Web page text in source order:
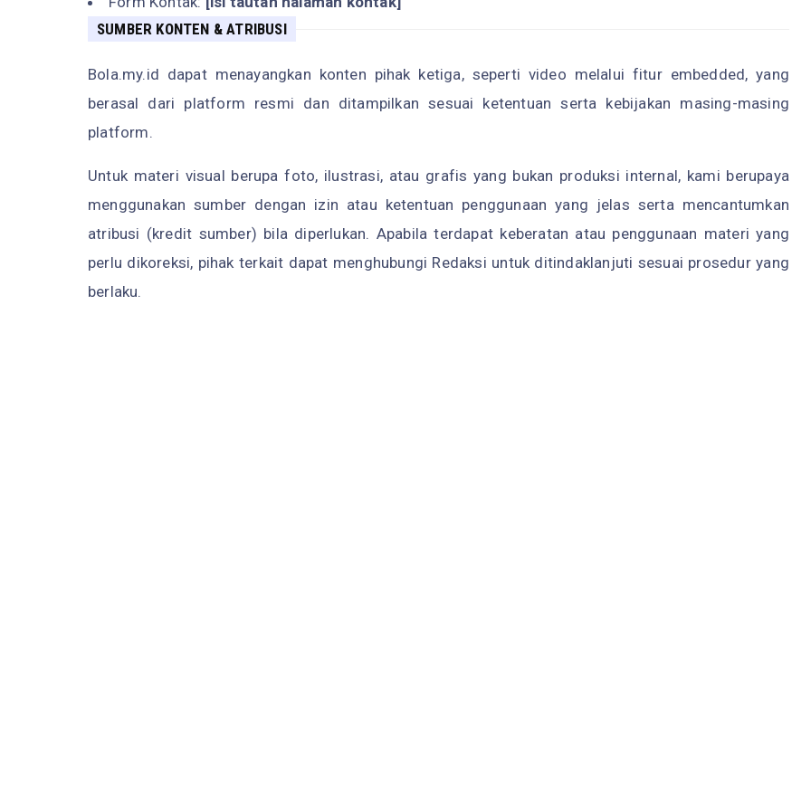
SUMBER KONTEN & ATRIBUSI
Bola.my.id dapat menayangkan konten pihak ketiga, seperti video melalui fitur embedded, yang
berasal dari platform resmi dan ditampilkan sesuai ketentuan serta kebijakan masing-masing
platform.
Untuk materi visual berupa foto, ilustrasi, atau grafis yang bukan produksi internal, kami berupaya
menggunakan sumber dengan izin atau ketentuan penggunaan yang jelas serta mencantumkan
atribusi (kredit sumber) bila diperlukan. Apabila terdapat keberatan atau penggunaan materi yang
perlu dikoreksi, pihak terkait dapat menghubungi Redaksi untuk ditindaklanjuti sesuai prosedur yang
berlaku.